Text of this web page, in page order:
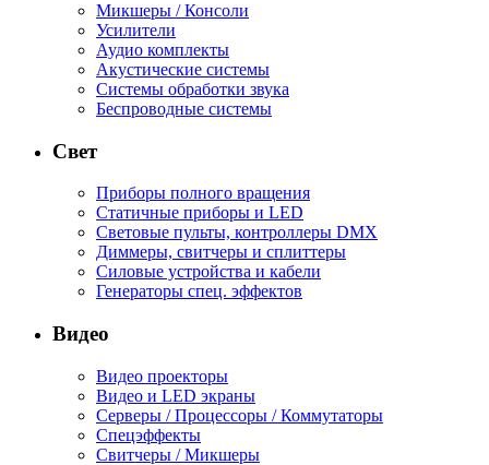
Микшеры / Консоли
Усилители
Аудио комплекты
Акустические системы
Системы обработки звука
Беспроводные системы
Свет
Приборы полного вращения
Статичные приборы и LED
Световые пульты, контроллеры DMX
Диммеры, свитчеры и сплиттеры
Силовые устройства и кабели
Генераторы спец. эффектов
Видео
Видео проекторы
Видео и LED экраны
Серверы / Процессоры / Коммутаторы
Спецэффекты
Свитчеры / Микшеры